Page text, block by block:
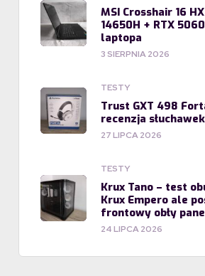
MSI Crosshair 16
14650H + RTX
laptopa
3 SIERPNIA 2026
TESTY
Trust GXT 498
recenzja słuchawek
27 LIPCA 2026
TESTY
Krux Tano – test
Krux Empero ale
frontowy obły
24 LIPCA 2026